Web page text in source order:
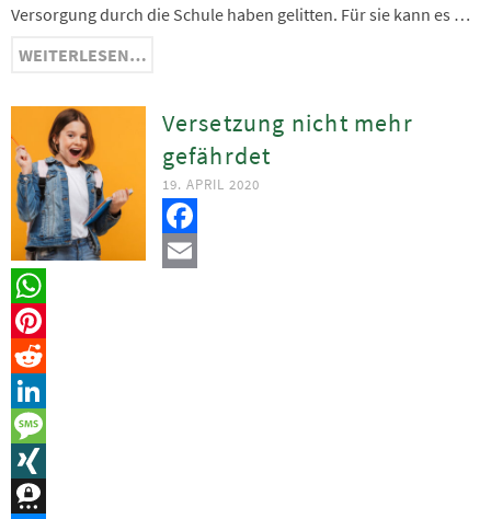
Versorgung durch die Schule haben gelitten. Für sie kann es …
WEITERLESEN…
Versetzung nicht mehr
gefährdet
19. APRIL 2020
Facebook
Email
WhatsApp
Pinterest
Reddit
LinkedIn
Message
XING